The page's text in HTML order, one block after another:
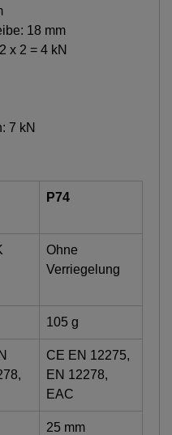
18 mm
x 2 = 4 kN
7 kN
P74
Ohne
Verriegelung
105 g
CE EN 12275,
EN 12278,
EAC
25 mm